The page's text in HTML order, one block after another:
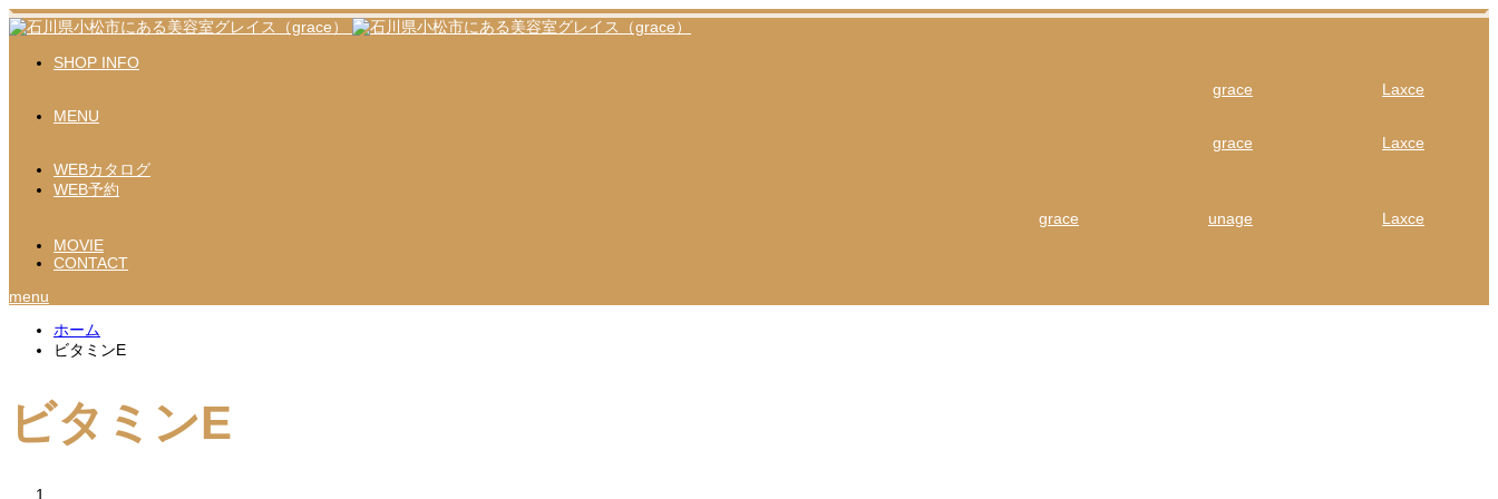
SHOP INFO
grace
Laxce
MENU
grace
Laxce
WEBカタログ
WEB予約
grace
unage
Laxce
MOVIE
CONTACT
menu
ホーム
ビタミンE
ビタミンE